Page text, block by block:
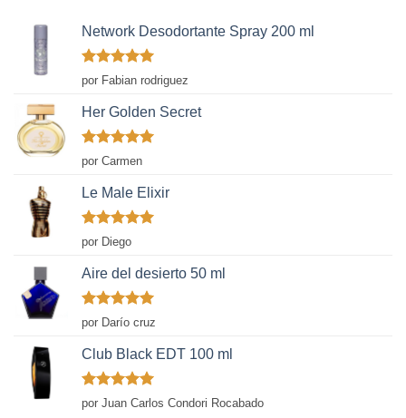
Network Desodortante Spray 200 ml
Valorado
con
por Fabian rodriguez
Her Golden Secret
Valorado
con
por Carmen
Le Male Elixir
Valorado
con
de 5
por Diego
Aire del desierto 50 ml
Valorado
con
por Darío cruz
Club Black EDT 100 ml
Valorado
con
por Juan Carlos Condori Rocabado